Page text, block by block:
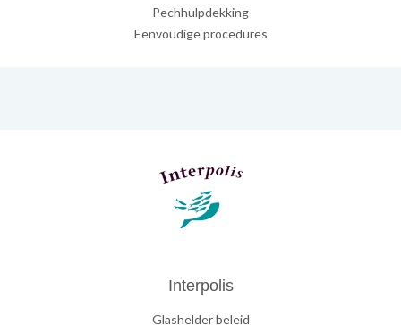
Pechhulpdekking
Eenvoudige procedures
Interpolis
Glashelder beleid